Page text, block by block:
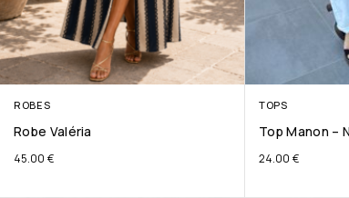
ROBES
Robe Valéria
45.00 €
TOPS
Top Manon –
24.00 €